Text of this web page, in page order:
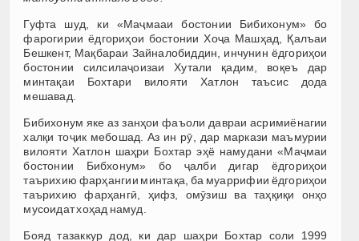
Гуфта шуд, ки «Маҷмааи бостонии Бибихонум» бо
фарогирии ёдгориҳои бостонии Хоҷа Машҳад, Қалъаи
Бешкент, Мақбараи Зайналобиддин, инчунин ёдгориҳои
бостонии силсилаҷоизаи Хутали қадим, воқеъ дар
минтақаи Бохтари вилояти Хатлон таъсис дода
мешавад.
Бибихонум яке аз занҳои фаъоли давраи асримиёнагии
халқи тоҷик мебошад. Аз ин рӯ, дар маркази маъмурии
вилояти Хатлон шаҳри Бохтар эҳё намудани «Маҷмаи
бостонии Бибхонум» бо ҷалби дигар ёдгориҳои
таърихию фарҳангии минтақа, ба муаррифии ёдгориҳои
таърихию фарҳангӣ, ҳифз, омӯзиш ва таҳқиқи онҳо
мусоидат хоҳад намуд.
Бояд тазаккур дод, ки дар шаҳри Бохтар соли 1999